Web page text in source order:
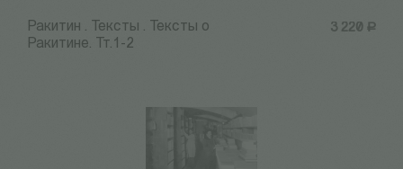
3 220 Р
Ракитин . Тексты . Тексты о
Ракитине. Тт.1-2